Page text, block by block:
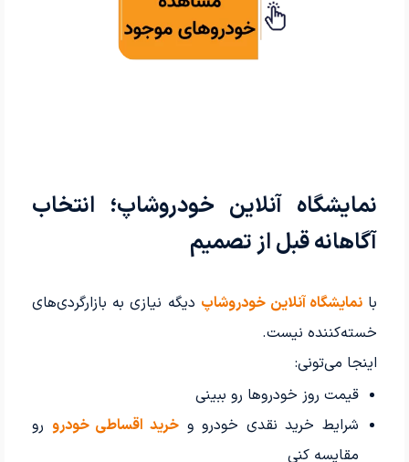
نمایشگاه آنلاین خودروشاپ؛ انتخاب
آگاهانه قبل از تصمیم
بانمایشگاه آنلاین خودروشاپ دیگه نیازی به بازارگردی‌های
خسته‌کننده نیست.
اینجا می‌تونی:
قیمت روز خودروها رو ببینی
شرایط خرید نقدی خودرو و خرید اقساطی خودرو رو
مقایسه کنی